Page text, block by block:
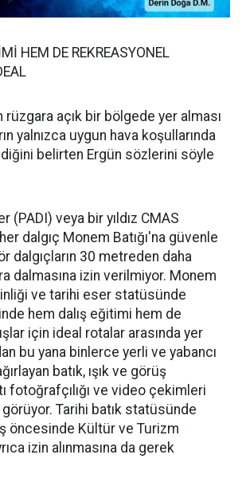
HEM DE REKREASYONEL
rüzgara açık bir bölgede yer alması
yalnızca uygun hava koşullarında
belirten Ergün sözlerini söyle
(PADI) veya bir yıldız CMAS
dalgıç Monem Batığı'na güvenle
dalgıçların 30 metreden daha
dalmasına izin verilmiyor. Monem
ve tarihi eser statüsünde
hem dalış eğitimi hem de
için ideal rotalar arasında yer
bu yana binlerce yerli ve yabancı
batık, ışık ve görüş
fotoğrafçılığı ve video çekimleri
Tarihi batık statüsünde
öncesinde Kültür ve Turizm
izin alınmasına da gerek